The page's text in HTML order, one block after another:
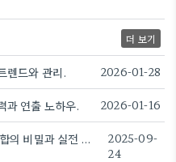
더 보기
렌드와 관리. 2026-01-28
과 연출 노하우. 2026-01-16
생일꽃다발로 완성하는 계절 감성 조합의 비밀과 실전 팁을 전달한다
2025-09-
24